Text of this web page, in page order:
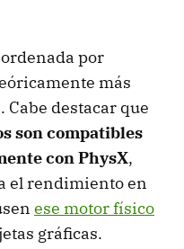
por
más
Cabe destacar que
son compatibles
con PhysX,
el rendimiento en
ese motor físico
gráficas.